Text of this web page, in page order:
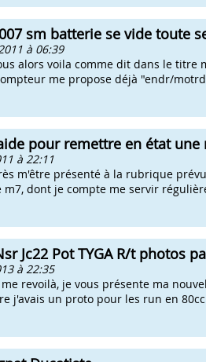
sm batterie se vide toute
à 06:39
alors voila comme dit dans le titre
me propose déjà "endr/
pour remettre en état une
à 22:11
m'être présenté à la rubrique
m7, dont je compte me servir
Jc22 Pot TYGA R/t photos
à 22:35
revoilà, je vous présente ma
j'avais un proto pour les run en